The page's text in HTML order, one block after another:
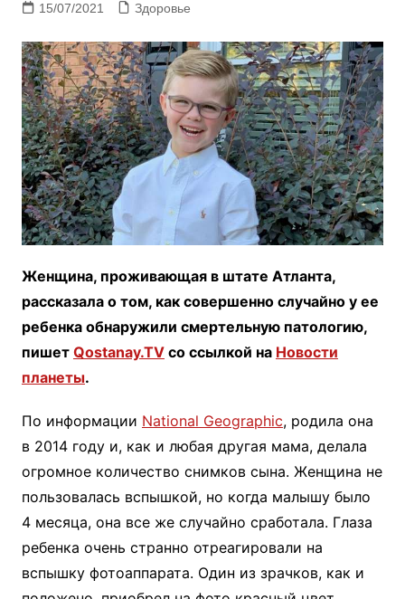
15/07/2021 Здоровье
Женщина, проживающая в штате Атланта,
рассказала о том, как совершенно случайно у ее
ребенка обнаружили смертельную патологию,
пишет Qostanay.TVсо ссылкой на Новости
планеты.
По информации National Geographic, родила она
в 2014 году и, как и любая другая мама, делала
огромное количество снимков сына. Женщина не
пользовалась вспышкой, но когда малышу было
4 месяца, она все же случайно сработала. Глаза
ребенка очень странно отреагировали на
вспышку фотоаппарата. Один из зрачков, как и